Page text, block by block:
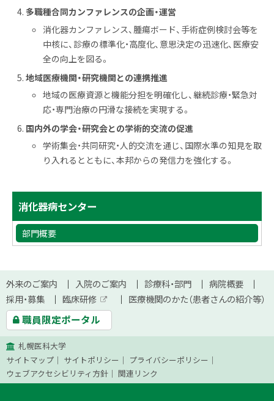
多職種合同カンファレンスの企画・運営
消化器カンファレンス、腫瘍ボード、手術症例検討会等を
中核に、診療の標準化・高度化、意思決定の迅速化、医療安
全の向上を図る。
地域医療機関・研究機関との連携推進
地域の医療資源と機能分担を明確化し、継続診療・緊急対
応・専門治療の円滑な接続を実現する。
国内外の学会・研究会との学術的交流の促進
学術集会・共同研究・人的交流を通じ、国際水準の知見を取
り入れるとともに、本邦からの発信力を強化する。
プ
に
る
サ
イ
ド
・
メ
ニ
ュ
ー
消化器病センター
部門概要
本
文
へ
サ
イ
ト
マ
ッ
外来のご案内 入院のご案内 診療科・部門
病院概要
採用・募集
臨床研修
外
サ
医療機関のかた（患者さんの紹介等）
職員限定ポータル
札幌医科大学
サイトマップ
サイトポリシー
プライバシーポリシー
ウェブアクセシビリティ方針
関連リンク